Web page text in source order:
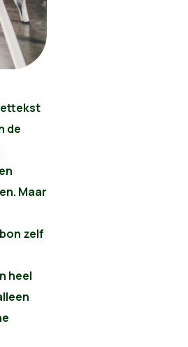
de
Maar
zelf
heel